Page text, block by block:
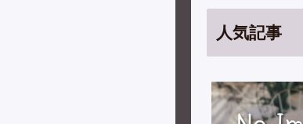
人気記事